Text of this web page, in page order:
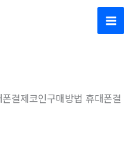
Main
결제코인구매방법 휴대폰결